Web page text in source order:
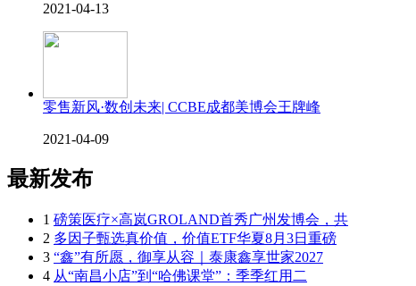
2021-04-13
零售新风·数创未来| CCBE成都美博会王牌峰
2021-04-09
最新发布
1 磅策医疗×高岚GROLAND首秀广州发博会，共
2 多因子甄选真价值，价值ETF华夏8月3日重磅
3 “鑫”有所愿，御享从容｜泰康鑫享世家2027
4 从“南昌小店”到“哈佛课堂”：季季红用二